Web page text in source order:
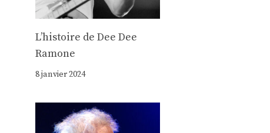
Lʼhistoire de Dee Dee
Ramone
8 janvier 2024